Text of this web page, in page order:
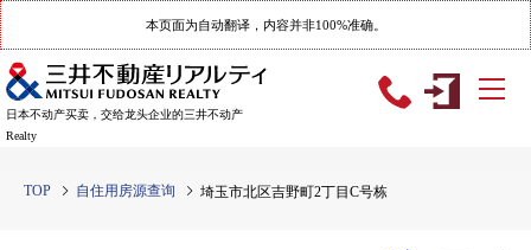
本页面为自动翻译，内容并非100%准确。
日本不动产买卖，交给龙头企业的三井不动产
Realty
TOP 自住用房源查询 埼玉市北区吉野町2丁目C号栋